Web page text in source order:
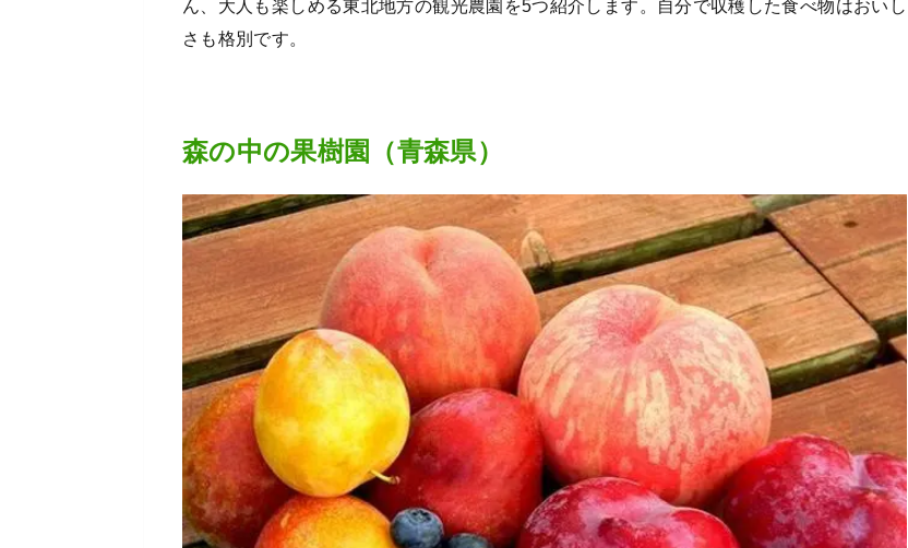
ん、大人も楽しめる東北地方の観光農園を5つ紹介します。自分で収穫した食べ物はおいし
さも格別です。
森の中の果樹園（青森県）